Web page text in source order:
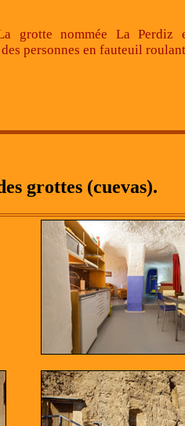
grotte nommée La Perdiz
personnes en fauteuil
grottes (cuevas).